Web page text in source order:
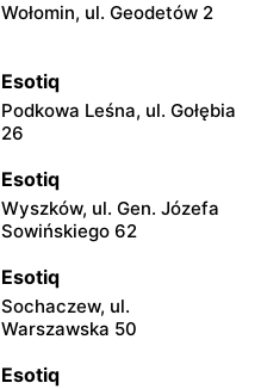
Wołomin, ul. Geodetów 2
Esotiq
Podkowa Leśna, ul. Gołębia
26
Esotiq
Wyszków, ul. Gen. Józefa
Sowińskiego 62
Esotiq
Sochaczew, ul.
Warszawska 50
Esotiq